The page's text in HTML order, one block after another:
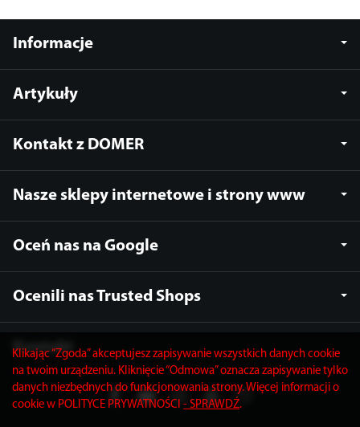
Informacje
Artykuły
Kontakt z DOMER
Nasze sklepy internetowe i strony www
Oceń nas na Google
Ocenili nas Trusted Shops
Kontakt
Klikając “Zgoda” akceptujesz zapisywanie wszystkich danych cookie
na twoim urządzeniu. Kliknięcie “Odmowa” oznacza zapisywanie tylko
danych niezbędnych do funkcjonowania strony. Więcej informacji o
cookie w POLITYCE PRYWATNOŚCI - SPRAWDŹ.